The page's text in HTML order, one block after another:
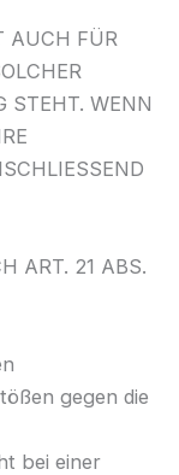
AUCH FÜR
STEHT. WENN
ART. 21 ABS.
gegen die
bei einer